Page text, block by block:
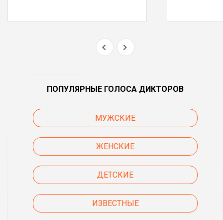
ПОПУЛЯРНЫЕ ГОЛОСА ДИКТОРОВ
МУЖСКИЕ
ЖЕНСКИЕ
ДЕТСКИЕ
ИЗВЕСТНЫЕ